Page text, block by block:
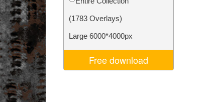
Video Editing Services
(1783 Overlays)
Large 6000*4000px
Free download